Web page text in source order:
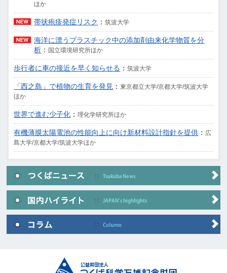
ほか
帯状疱疹発症リスク ：筑波大学
海洋に漂うプラスチック中の添加剤由来化学物質を分
析 ： 国立環境研究所ほか
歩行者に車の接近を早く知らせる ：筑波大学
「西之島」で植物の生育を発見 ：東京都立大学/京都大学/筑波大学
ほか
世界で進む少子化 ：理化学研究所ほか
有機薄膜太陽電池の性能向上に向け新材料設計指針を提供 ： 広
島大学/京都大学/筑波大学ほか